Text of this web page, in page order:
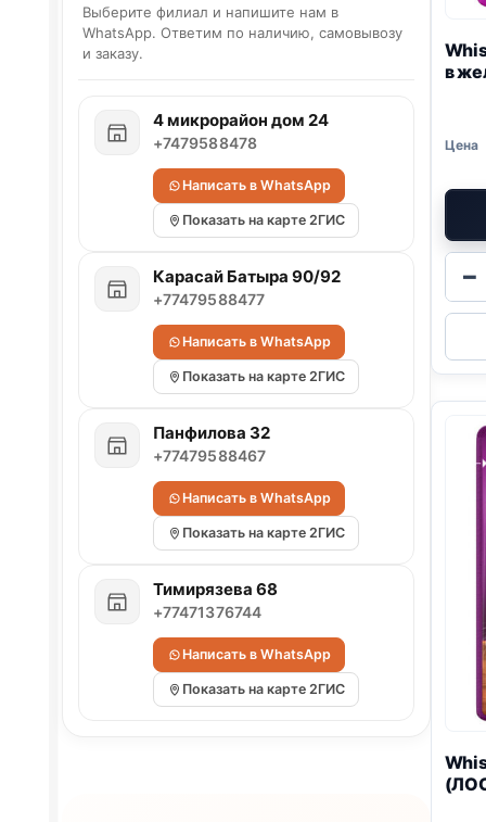
в
−
Выберите филиал и напишите нам в
WhatsApp. Ответим по наличию, самовывозу
и заказу.
4 микрорайон дом 24
+7479588478
Написать в WhatsApp
Показать на карте 2ГИС
Карасай Батыра 90/92
+77479588477
Написать в WhatsApp
Показать на карте 2ГИС
Панфилова 32
+77479588467
Написать в WhatsApp
Показать на карте 2ГИС
Тимирязева 68
+77471376744
Написать в WhatsApp
Показать на карте 2ГИС